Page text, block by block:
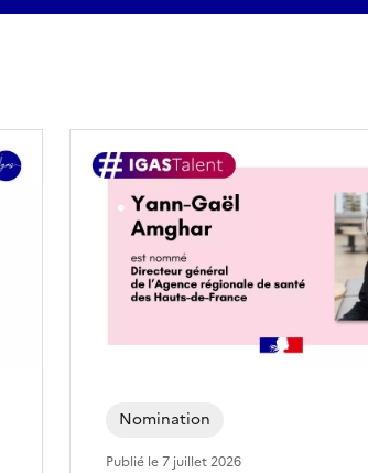
Nomination
Publié le7 juillet 2026